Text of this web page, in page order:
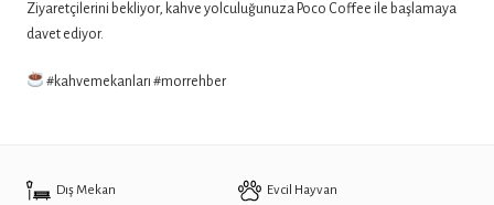
Ziyaretçilerini bekliyor, kahve yolculuğunuza Poco Coffee ile başlamaya
davet ediyor.
#kahvemekanları #morrehber
Dış Mekan Evcil Hayvan